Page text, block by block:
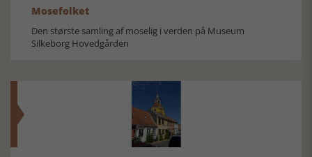
Mosefolket
Den største samling af moselig i verden på Museum
Silkeborg Hovedgården